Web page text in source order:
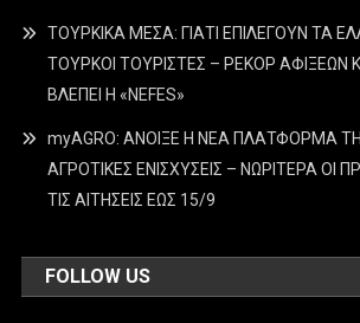
ΤΟΥΡΚΙΚΑ ΜΕΣΑ: ΓΙΑΤΙ ΕΠΙΛΕΓΟΥΝ ΤΑ
ΤΟΥΡΚΟΙ ΤΟΥΡΙΣΤΕΣ – ΡΕΚΟΡ ΑΦΙΞΕΩΝ
ΒΛΕΠΕΙ Η «NEFES»
myAGRO: ΑΝΟΙΞΕ Η ΝΕΑ ΠΛΑΤΦΟΡΜΑ
ΑΓΡΟΤΙΚΕΣ ΕΝΙΣΧΥΣΕΙΣ – ΝΩΡΙΤΕΡΑ ΟΙ
ΤΙΣ ΑΙΤΗΣΕΙΣ ΕΩΣ 15/9
FOLLOW US